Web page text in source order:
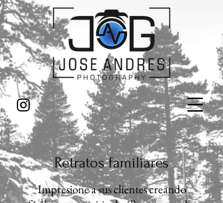
Retratos familiares
Impresione a sus clientes creando